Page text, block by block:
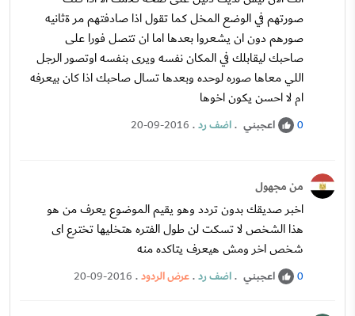
صورتهم في الوضع المخل كما تقول اذا صادفتهم مر ةثانيه
صورهم دون ان يشعروا بعدها اما ان تتصل فورا على
صاحبك ليقابلك في المكان نفسه ويرى بنفسه اوتصور الرجل
اللي معاها صوره لوحده وبعدها تسال صاحبك اذا كان بيعرفه
ام لا احسن يكون اخوها
0 اعجبني .اضف رد.
20-09-2016
من مجهول
اخبر صديقك بدون تردد وهو يقيم الموضوع يعرف من هو
هذا الشخص لا تسكت لن طول الفتره هتخليها تخترع اى
شخص اخر ومش هيعرف يتاكده منه
0 اعجبني .اضف رد.عرض الردود.
20-09-2016